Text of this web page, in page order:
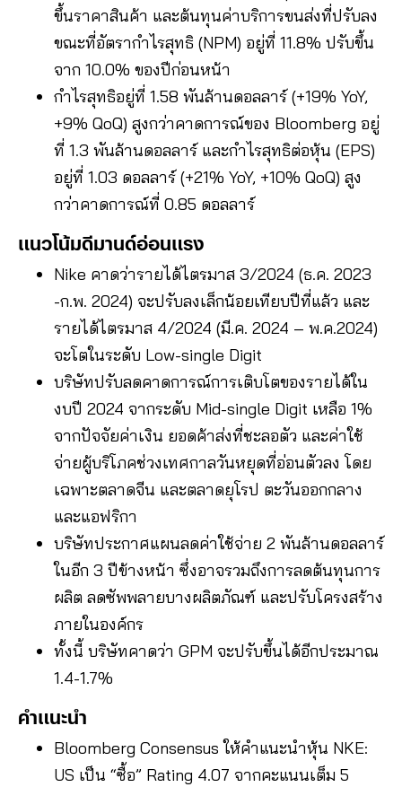
ขึ้นราคาสินค้า และต้นทุนค่าบริการขนส่งที่ปรับลง
ขณะที่อัตรากำไรสุทธิ (NPM) อยู่ที่ 11.8% ปรับขึ้น
จาก 10.0% ของปีก่อนหน้า
กำไรสุทธิอยู่ที่ 1.58 พันล้านดอลลาร์ (+19% YoY,
+9% QoQ) สูงกว่าคาดการณ์ของ Bloomberg อยู่
ที่ 1.3 พันล้านดอลลาร์ และกำไรสุทธิต่อหุ้น (EPS)
อยู่ที่ 1.03 ดอลลาร์ (+21% YoY, +10% QoQ) สูง
กว่าคาดการณ์ที่ 0.85 ดอลลาร์
แนวโน้มดีมานด์อ่อนแรง
Nike คาดว่ารายได้ไตรมาส 3/2024 (ธ.ค. 2023
-ก.พ. 2024) จะปรับลงเล็กน้อยเทียบปีที่แล้ว และ
รายได้ไตรมาส 4/2024 (มี.ค. 2024 – พ.ค.2024)
จะโตในระดับ Low-single Digit
บริษัทปรับลดคาดการณ์การเติบโตของรายได้ใน
งบปี 2024 จากระดับ Mid-single Digit เหลือ 1%
จากปัจจัยค่าเงิน ยอดค้าส่งที่ชะลอตัว และค่าใช้
จ่ายผู้บริโภคช่วงเทศกาลวันหยุดที่อ่อนตัวลง โดย
เฉพาะตลาดจีน และตลาดยุโรป ตะวันออกกลาง
และแอฟริกา
บริษัทประกาศแผนลดค่าใช้จ่าย 2 พันล้านดอลลาร์
ในอีก 3 ปีข้างหน้า ซึ่งอาจรวมถึงการลดต้นทุนการ
ผลิต ลดซัพพลายบางผลิตภัณฑ์ และปรับโครงสร้าง
ภายในองค์กร
ทั้งนี้ บริษัทคาดว่า GPM จะปรับขึ้นได้อีกประมาณ
1.4-1.7%
คำแนะนำ
Bloomberg Consensus ให้คำแนะนำหุ้น NKE:
US เป็น “ซื้อ” Rating 4.07 จากคะแนนเต็ม 5